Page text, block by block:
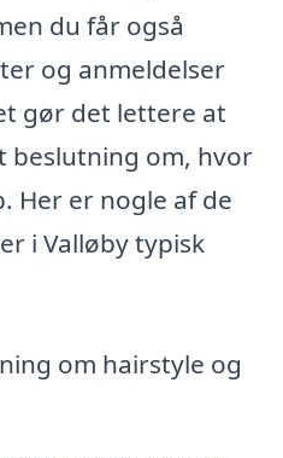
du får også
og anmeldelser
gør det lettere at
om, hvor
Her er nogle af de
i Valløby typisk
om hairstyle og